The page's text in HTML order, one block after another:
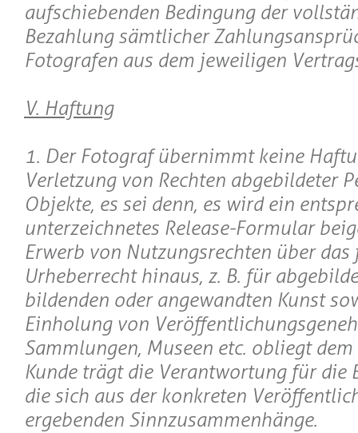
aufschiebenden Bedingung der
Bezahlung sämtlicher
Fotografen aus dem jeweiligen
V. Haftung
1. Der Fotograf übernimmt keine
Verletzung von Rechten abgebildeter
Objekte, es sei denn, es wird ein
unterzeichnetes Release-Formular
Erwerb von Nutzungsrechten über
Urheberrecht hinaus, z. B. für
bildenden oder angewandten Kunst
Einholung von
Sammlungen, Museen etc. obliegt dem
Kunde trägt die Verantwortung für die
die sich aus der konkreten
ergebenden Sinnzusammenhänge.